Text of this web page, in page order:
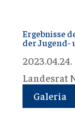
Ergebnisse
der Jugend-
2023.04.24.
Landesrat
Galeria